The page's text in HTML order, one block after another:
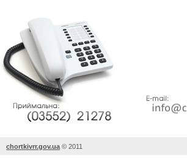
chortkivrr.gov.ua © 2011